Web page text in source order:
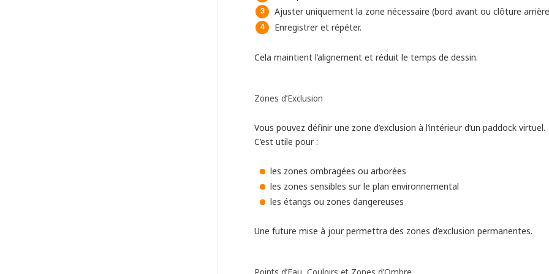
Ajuster uniquement la zone nécessaire (bord avant ou clôture
Enregistrer et répéter.
Cela maintient l’alignement et réduit le temps de dessin.
Zones d’Exclusion
Vous pouvez définir une zone d’exclusion à l’intérieur d’un paddock virtuel.
C’est utile pour :
les zones ombragées ou arborées
les zones sensibles sur le plan environnemental
les étangs ou zones dangereuses
Une future mise à jour permettra des zones d’exclusion permanentes.